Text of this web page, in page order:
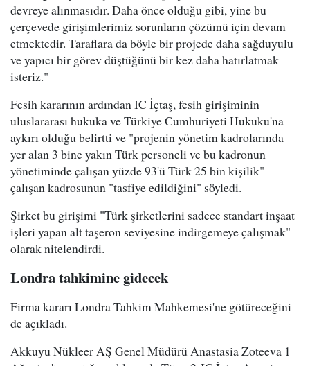
devreye alınmasıdır. Daha önce olduğu gibi, yine bu
çerçevede girişimlerimiz sorunların çözümü için devam
etmektedir. Taraflara da böyle bir projede daha sağduyulu
ve yapıcı bir görev düştüğünü bir kez daha hatırlatmak
isteriz."
Fesih kararının ardından IC İçtaş, fesih girişiminin
uluslararası hukuka ve Türkiye Cumhuriyeti Hukuku'na
aykırı olduğu belirtti ve "projenin yönetim kadrolarında
yer alan 3 bine yakın Türk personeli ve bu kadronun
yönetiminde çalışan yüzde 93'ü Türk 25 bin kişilik"
çalışan kadrosunun "tasfiye edildiğini" söyledi.
Şirket bu girişimi "Türk şirketlerini sadece standart inşaat
işleri yapan alt taşeron seviyesine indirgemeye çalışmak"
olarak nitelendirdi.
Londra tahkimine gidecek
Firma kararı Londra Tahkim Mahkemesi'ne götüreceğini
de açıkladı.
Akkuyu Nükleer AŞ Genel Müdürü Anastasia Zoteeva 1